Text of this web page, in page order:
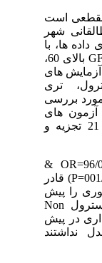
است
طالقانی شهر
ها، با
بالای 60،
های
تری
بررسی
آزمون های
ویرایش 21 تجزیه و
OR=
&
P) قادر
را پیش
Non
در پیش
نداشتند